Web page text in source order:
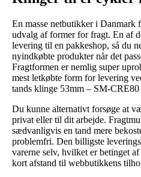
En masse netbutikker i Danmark
udvalg af former for fragt. En af
levering til en pakkeshop, så du
nyindkøbte produkter når det
Fragtformen er nemlig super
mest letkøbte form for levering
tands klinge 53mm – SM-
Du kunne alternativt forsøge at
privat eller til dit arbejde.
sædvanligvis en tand mere
problemfri. Den billigste
varerne selv, hvilket er betinget
kort afstand til webbutikkens